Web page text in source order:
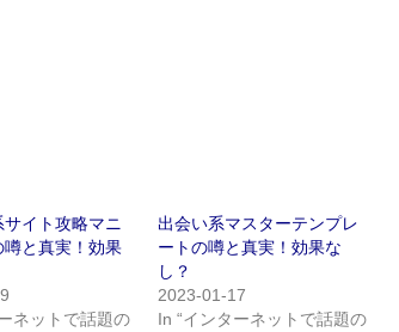
イト攻略マニ
と真実！効果
ネットで話題の
出会い系マスターテンプレ
ートの噂と真実！効果な
し？
2023-01-17
In “インターネットで話題の